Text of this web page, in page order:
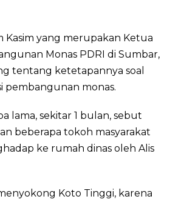
Kasim yang merupakan Ketua
Monas PDRI di Sumbar,
tentang ketetapannya soal
pembangunan monas.
lama, sekitar 1 bulan, sebut
beberapa tokoh masyarakat
ke rumah dinas oleh Alis
Koto Tinggi, karena